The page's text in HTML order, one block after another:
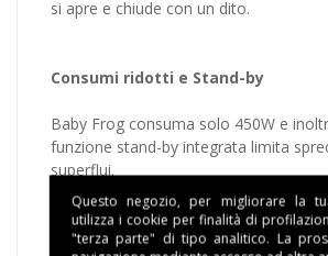
si apre e chiude con un dito.
Consumi ridotti e Stand-by
Baby Frog consuma solo 450W e
funzione stand-by integrata limita
superflui.
Portacialda asportabile e
Questo negozio, per migliorare la
utilizza i cookie per finalità di
"terza parte" di tipo analitico. La